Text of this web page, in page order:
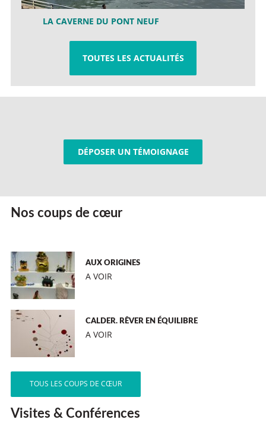
LA CAVERNE DU PONT NEUF
TOUTES LES ACTUALITÉS
DÉPOSER UN TÉMOIGNAGE
Nos coups de cœur
AUX ORIGINES
A VOIR
CALDER. RÊVER EN ÉQUILIBRE
A VOIR
TOUS LES COUPS DE CŒUR
Visites & Conférences